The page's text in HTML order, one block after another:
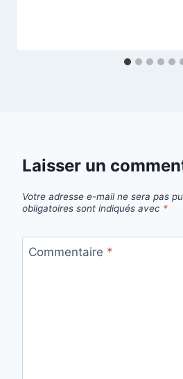
Laisser un
Votre adresse e-mail ne sera pas
obligatoires sont indiqués avec *
Commentaire *